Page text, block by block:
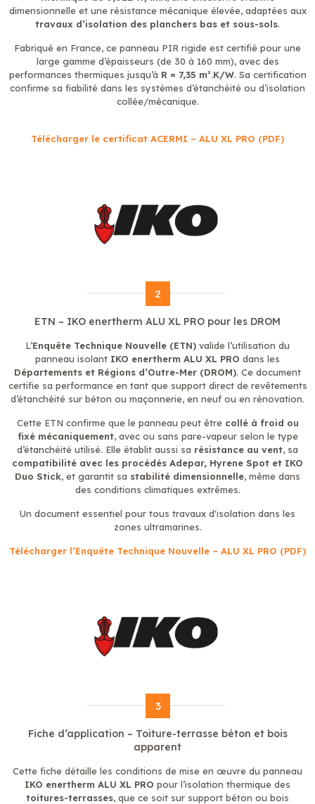
dimensionnelle et une résistance mécanique élevée, adaptées aux
travaux d’isolation des planchers bas et sous-sols.
Fabriqué en France, ce panneau PIR rigide est certifié pour une
large gamme d’épaisseurs (de 30 à 160 mm), avec des
performances thermiques jusqu’à R = 7,35 m².K/W. Sa certification
confirme sa fiabilité dans les systèmes d’étanchéité ou d’isolation
collée/mécanique.
Télécharger le certificat ACERMI – ALU XL PRO (PDF)
2
ETN – IKO enertherm ALU XL PRO pour les DROM
L’Enquête Technique Nouvelle (ETN) valide l’utilisation du
panneau isolant IKO enertherm ALU XL PRO dans les
Départements et Régions d’Outre-Mer (DROM). Ce document
certifie sa performance en tant que support direct de revêtements
d’étanchéité sur béton ou maçonnerie, en neuf ou en rénovation.
Cette ETN confirme que le panneau peut être collé à froid ou
fixé mécaniquement, avec ou sans pare-vapeur selon le type
d’étanchéité utilisé. Elle établit aussi sa résistance au vent, sa
compatibilité avec les procédés Adepar, Hyrene Spot et IKO
Duo Stick, et garantit sa stabilité dimensionnelle, même dans
des conditions climatiques extrêmes.
Un document essentiel pour tous travaux d'isolation dans les
zones ultramarines.
Télécharger l’Enquête Technique Nouvelle – ALU XL PRO (PDF)
3
Fiche d’application – Toiture-terrasse béton et bois
apparent
Cette fiche détaille les conditions de mise en œuvre du panneau
IKO enertherm ALU XL PRO pour l’isolation thermique des
toitures-terrasses, que ce soit sur support béton ou bois